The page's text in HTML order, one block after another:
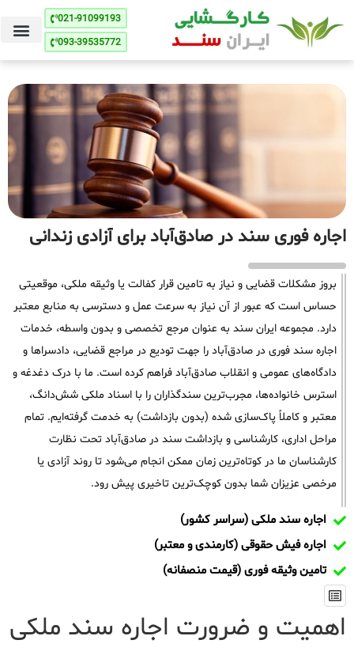
021-91099193
093-39535772
اجاره فوری سند در صادق‌آباد برای آزادی زندانی
بروز مشکلات قضایی و نیاز به تامین قرار کفالت یا وثیقه ملکی، موقعیتی
حساس است که عبور از آن نیاز به سرعت عمل و دسترسی به منابع معتبر
دارد. مجموعه ایران سند به عنوان مرجع تخصصی و بدون واسطه، خدمات
اجاره سند فوری در صادق‌آباد را جهت تودیع در مراجع قضایی، دادسراها و
دادگاه‌های عمومی و انقلاب صادق‌آباد فراهم کرده است. ما با درک دغدغه و
استرس خانواده‌ها، مجرب‌ترین سندگذاران را با اسناد ملکی شش‌دانگ،
معتبر و کاملاً پاک‌سازی شده (بدون بازداشت) به خدمت گرفته‌ایم. تمام
مراحل اداری، کارشناسی و بازداشت سند در صادق‌آباد تحت نظارت
کارشناسان ما در کوتاه‌ترین زمان ممکن انجام می‌شود تا روند آزادی یا
مرخصی عزیزان شما بدون کوچک‌ترین تاخیری پیش رود.
اجاره سند ملکی (سراسر کشور)
اجاره فیش حقوقی (کارمندی و معتبر)
تامین وثیقه فوری (قیمت منصفانه)
اهمیت و ضرورت اجاره سند ملکی